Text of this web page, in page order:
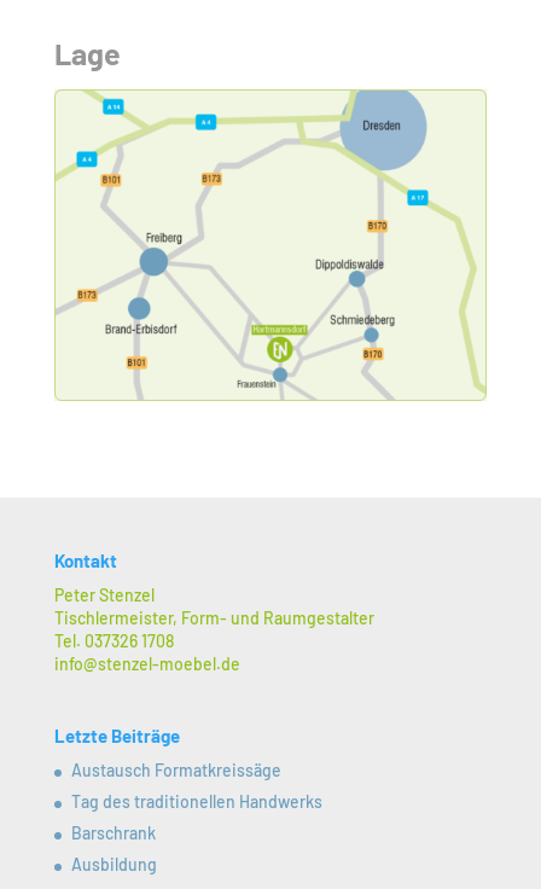
Lage
Kontakt
Peter Stenzel
Tischlermeister, Form- und Raumgestalter
Tel. 037326 1708
info@stenzel-moebel.de
Letzte Beiträge
Austausch Formatkreissäge
Tag des traditionellen Handwerks
Barschrank
Ausbildung